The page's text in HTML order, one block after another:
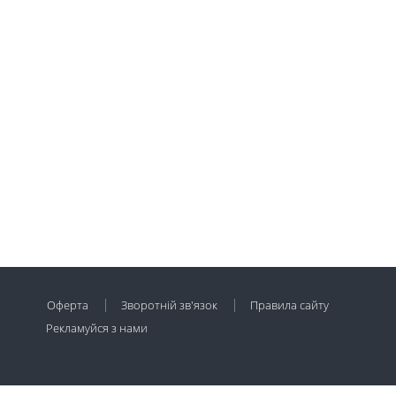
Оферта Зворотній зв'язок
Правила сайту
Рекламуйся з нами